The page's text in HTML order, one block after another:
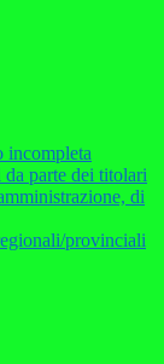
incompleta
parte dei titolari
di
provinciali